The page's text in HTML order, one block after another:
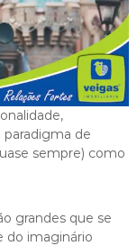
de
sempre) como
grandes que se
do imaginário